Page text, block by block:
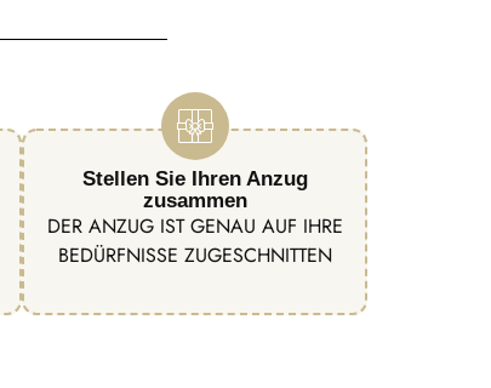
Stellen Sie Ihren Anzug
zusammen
DER ANZUG IST GENAU AUF IHRE
BEDÜRFNISSE ZUGESCHNITTEN